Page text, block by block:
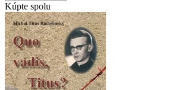
Kúpte spolu